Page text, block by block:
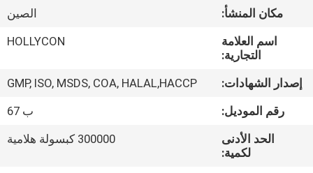
أشرطة
فيديو
حول
جولة
مكان المنشأ:
الصين
اسم العلامة
التجارية:
HOLLYCON
إصدار الشهادات:
GMP, ISO, MSDS, COA, HALAL,HACCP
رقم الموديل:
ب 67
الحد الأدنى
لكمية:
300000 كبسولة هلامية